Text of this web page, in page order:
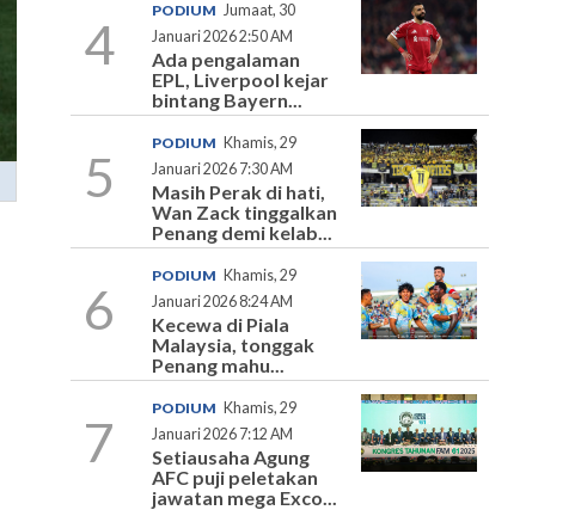
4
PODIUM Jumaat, 30
Januari 2026 2:50 AM
Ada pengalaman
EPL, Liverpool kejar
bintang Bayern...
5
PODIUM Khamis, 29
Januari 2026 7:30 AM
Masih Perak di hati,
Wan Zack tinggalkan
Penang demi kelab...
6
PODIUM Khamis, 29
Januari 2026 8:24 AM
Kecewa di Piala
Malaysia, tonggak
Penang mahu...
7
PODIUM Khamis, 29
Januari 2026 7:12 AM
Setiausaha Agung
AFC puji peletakan
jawatan mega Exco...